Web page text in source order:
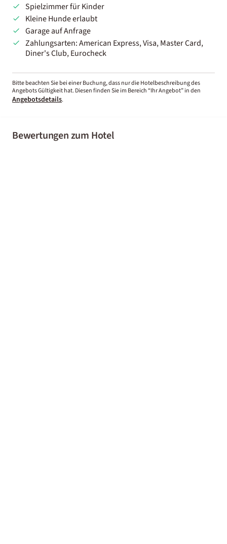
Spielzimmer für Kinder
Kleine Hunde erlaubt
Garage auf Anfrage
Zahlungsarten: American Express, Visa, Master Card,
Diner's Club, Eurocheck
Bitte beachten Sie bei einer Buchung, dass nur die Hotelbeschreibung des
Angebots Gültigkeit hat. Diesen finden Sie im Bereich “Ihr Angebot” in den
Angebotsdetails.
Bewertungen zum Hotel